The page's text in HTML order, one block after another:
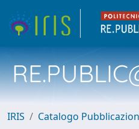
IRIS Catalogo